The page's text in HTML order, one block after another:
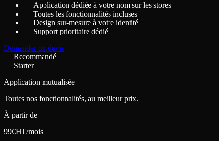
Application dédiée à votre nom sur les stores
Toutes les fonctionnalités incluses
Design sur-mesure à votre identité
Support prioritaire dédié
Demander un devis
Recommandé
Starter
Application mutualisée
Toutes nos fonctionnalités, au meilleur prix.
À partir de
99€HT/mois